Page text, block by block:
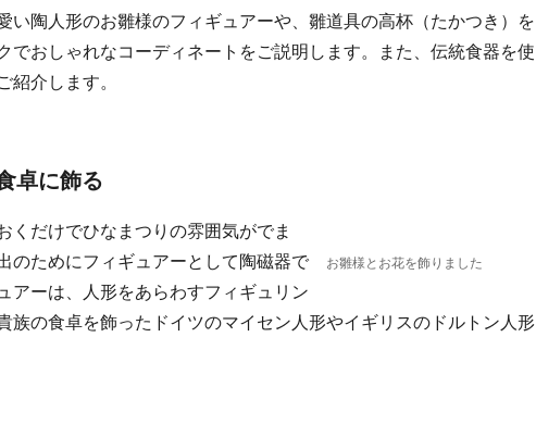
い陶人形のお雛様のフィギュアーや、雛道具の高杯（たかつき）を
でおしゃれなコーディネートをご説明します。また、伝統食器を使
紹介します。
卓に飾る
お雛様とお花を飾りました
くだけでひなまつりの雰囲気がでま
のためにフィギュアーとして陶磁器で
アーは、人形をあらわすフィギュリン
族の食卓を飾ったドイツのマイセン人形やイギリスのドルトン人形